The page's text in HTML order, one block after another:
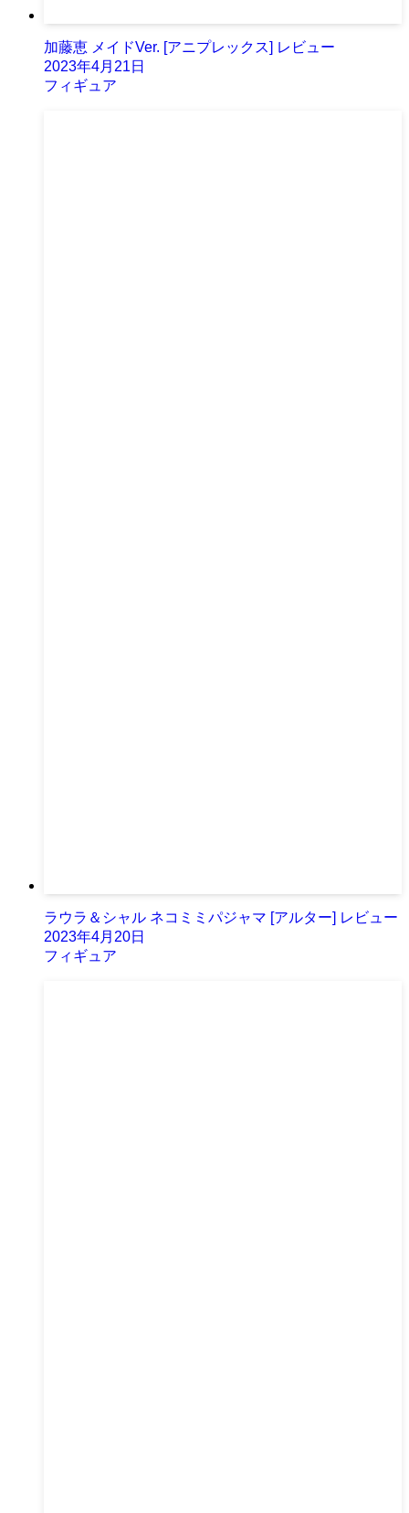
加藤恵 メイドVer. [アニプレックス] レビュー
2023年4月21日
フィギュア
ラウラ＆シャル ネコミミパジャマ [アルター] レビュー
2023年4月20日
フィギュア